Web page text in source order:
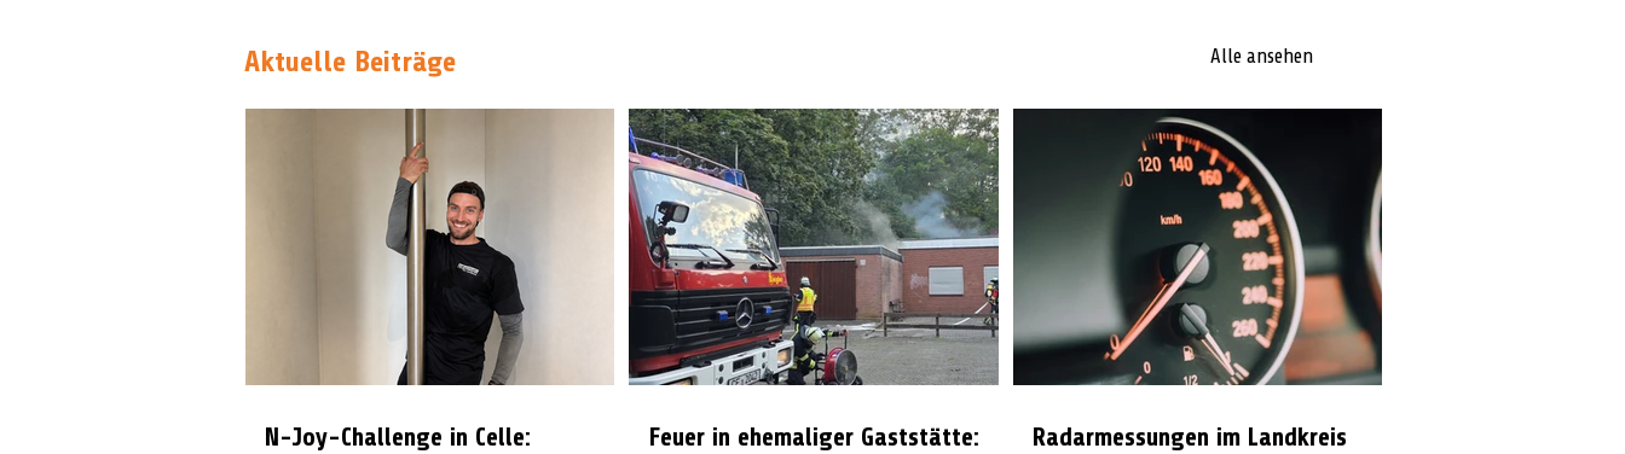
Aktuelle Beiträge Alle ansehen
N-Joy-Challenge in Celle:
Feuer in ehemaliger Gaststätte:
Radarmessungen im Landkreis